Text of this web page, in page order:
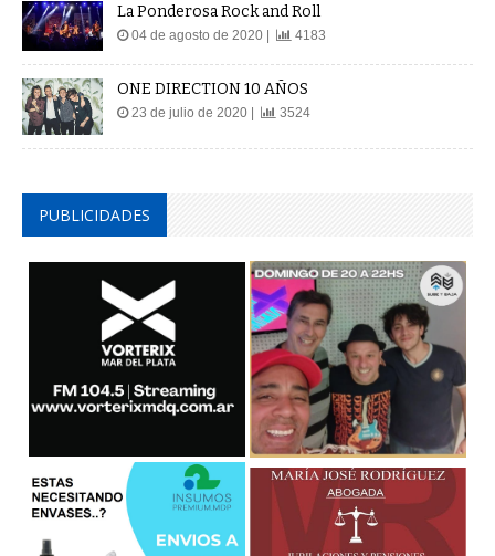
La Ponderosa Rock and Roll
04 de agosto de 2020 | 4183
ONE DIRECTION 10 AÑOS
23 de julio de 2020 | 3524
PUBLICIDADES